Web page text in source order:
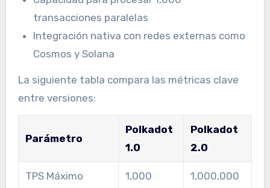
transacciones paralelas
Integración nativa con redes externas como
Cosmos y Solana
La siguiente tabla compara las métricas clave
entre versiones:
Parámetro
Polkadot
1.0
Polkadot
2.0
TPS Máximo 1,000 1,000,000